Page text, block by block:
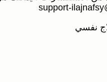
نفسي